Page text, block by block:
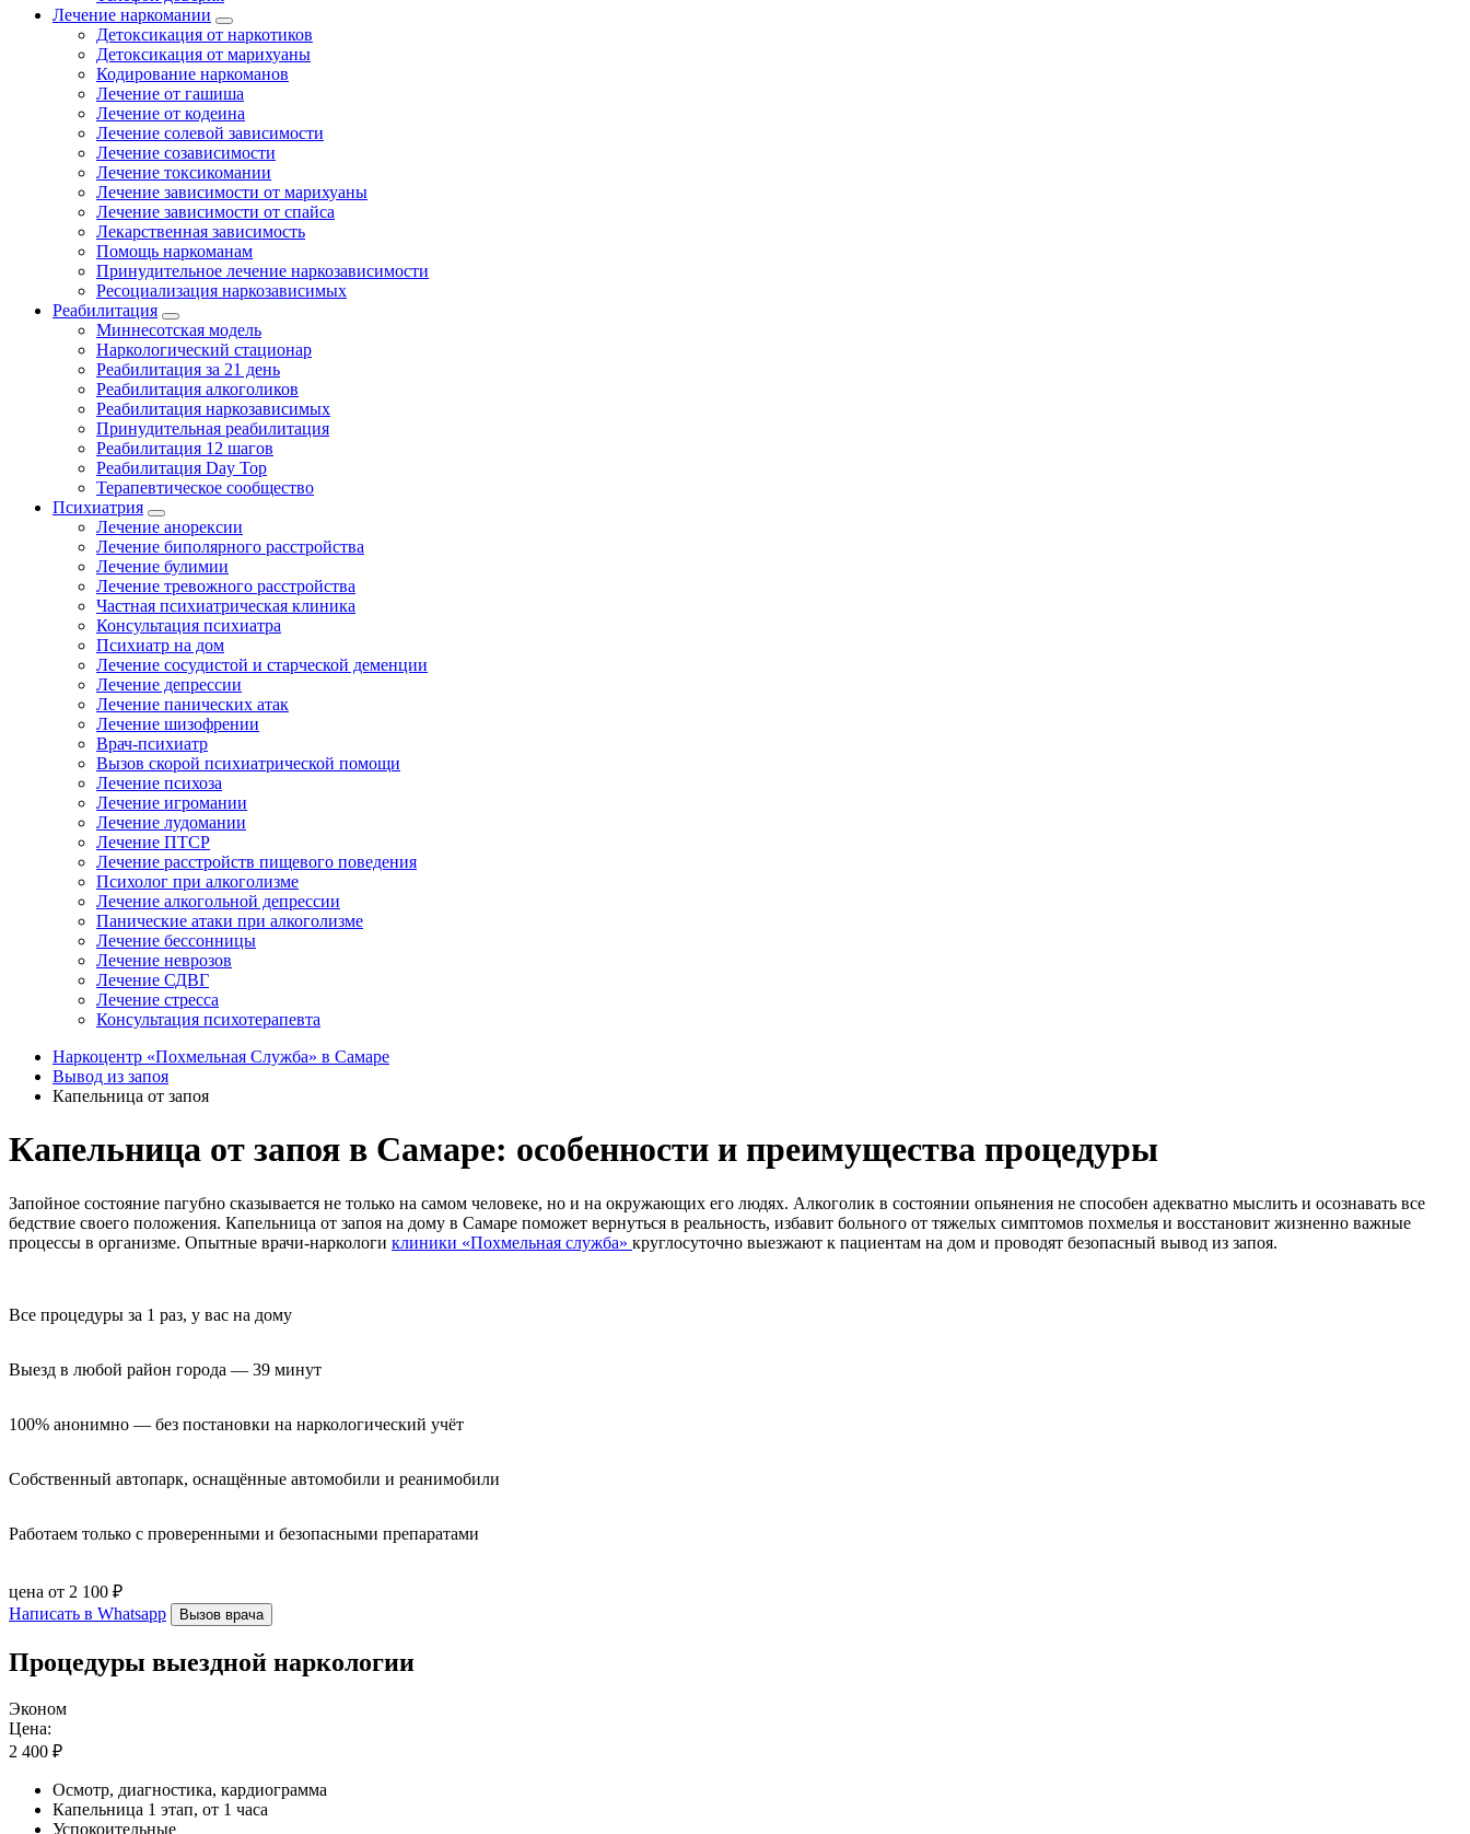
Лечение наркомании
Детоксикация от наркотиков
Детоксикация от марихуаны
Кодирование наркоманов
Лечение от гашиша
Лечение от кодеина
Лечение солевой зависимости
Лечение созависимости
Лечение токсикомании
Лечение зависимости от марихуаны
Лечение зависимости от спайса
Лекарственная зависимость
Помощь наркоманам
Принудительное лечение наркозависимости
Ресоциализация наркозависимых
Реабилитация
Миннесотская модель
Наркологический стационар
Реабилитация за 21 день
Реабилитация алкоголиков
Реабилитация наркозависимых
Принудительная реабилитация
Реабилитация 12 шагов
Реабилитация Day Top
Терапевтическое сообщество
Психиатрия
Лечение анорексии
Лечение биполярного расстройства
Лечение булимии
Лечение тревожного расстройства
Частная психиатрическая клиника
Консультация психиатра
Психиатр на дом
Лечение сосудистой и старческой деменции
Лечение депрессии
Лечение панических атак
Лечение шизофрении
Врач-психиатр
Вызов скорой психиатрической помощи
Лечение психоза
Лечение игромании
Лечение лудомании
Лечение ПТСР
Лечение расстройств пищевого поведения
Психолог при алкоголизме
Лечение алкогольной депрессии
Панические атаки при алкоголизме
Лечение бессонницы
Лечение неврозов
Лечение СДВГ
Лечение стресса
Консультация психотерапевта
Наркоцентр «Похмельная Служба» в Самаре
Вывод из запоя
Капельница от запоя
Капельница от запоя в Самаре: особенности и преимущества процедуры
Запойное состояние пагубно сказывается не только на самом человеке, но и на окружающих его людях. Алкоголик в состоянии опьянения не способен адекватно мыслить и осознавать все
бедствие своего положения. Капельница от запоя на дому в Самаре поможет вернуться в реальность, избавит больного от тяжелых симптомов похмелья и восстановит жизненно важные
процессы в организме. Опытные врачи-наркологи клиники «Похмельная служба» круглосуточно выезжают к пациентам на дом и проводят безопасный вывод из запоя.
Все процедуры за 1 раз, у вас на дому
Выезд в любой район города — 39 минут
100% анонимно — без постановки на наркологический учёт
Собственный автопарк, оснащённые автомобили и реанимобили
Работаем только с проверенными и безопасными препаратами
цена от 2 100 ₽
Написать в Whatsapp
Вызов врача
Процедуры выездной наркологии
Эконом
Цена:
2 400 ₽
Осмотр, диагностика, кардиограмма
Капельница 1 этап, от 1 часа
Успокоительные